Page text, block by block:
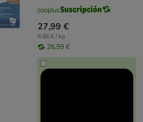
27,99 €
6,86 € / kg
26,59 €